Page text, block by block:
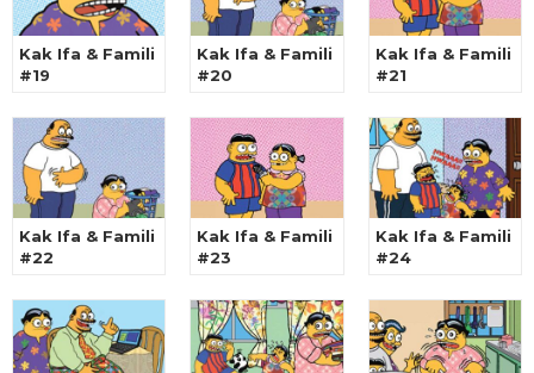
Kak Ifa & Famili
#19
Kak Ifa & Famili
#20
Kak Ifa & Famili
#21
Kak Ifa & Famili
#22
Kak Ifa & Famili
#23
Kak Ifa & Famili
#24